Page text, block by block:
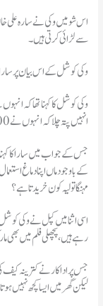
اس شو میں وکی نے سارہ علی
سے لڑائی کرتی ہیں۔
وکی کوشل کے اس بیان پر
وکی کوشل کا کہنا تھا کہ
انہیں پتہ چلا کہ انہوں نے 1600 روپے کا ایک تولیہ خریدا ہے۔
مہنگا تولیہ کون خریدتا ہے؟
اسی اثنا میں کپل نے وکی کوشل
رہے ہیں، پچھلی فلم میں بھی
جس پر اداکار نے کترینہ
لیکن گھر میں ایسا کچھ نہیں